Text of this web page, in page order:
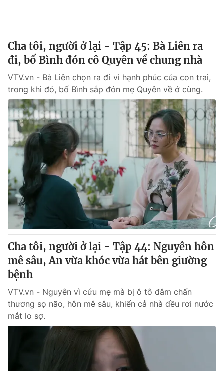
thông tin từ website này.
Cha tôi, người ở lại - Tập 45: Bà Liên ra
đi, bố Bình đón cô Quyên về chung nhà
VTV.vn - Bà Liên chọn ra đi vì hạnh phúc của con trai,
trong khi đó, bố Bình sắp đón mẹ Quyên về ở cùng.
Cha tôi, người ở lại - Tập 44: Nguyên hôn
mê sâu, An vừa khóc vừa hát bên giường
bệnh
VTV.vn - Nguyên vì cứu mẹ mà bị ô tô đâm chấn
thương sọ não, hôn mê sâu, khiến cả nhà đều rơi nước
mắt lo sợ.